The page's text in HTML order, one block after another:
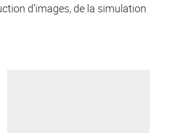
d’images, de la simulation